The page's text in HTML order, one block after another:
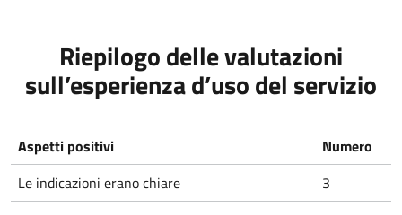
Riepilogo delle valutazioni
sull’esperienza d’uso del servizio
Aspetti positivi
Numero
Le indicazioni erano chiare
3